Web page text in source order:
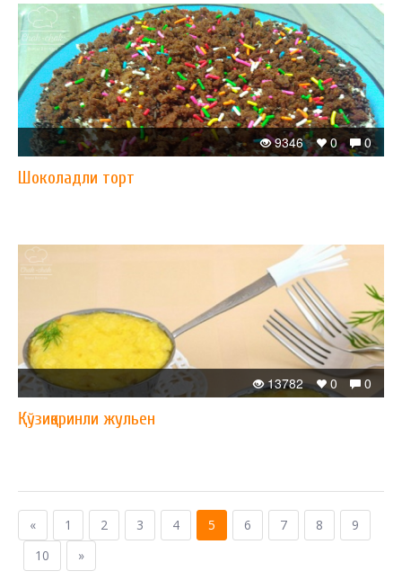
0
0
9346
Шоколадли торт
0
0
13782
Қўзиқоринли жульен
« 1 2 3 4 5 6 7 8
9
10
»